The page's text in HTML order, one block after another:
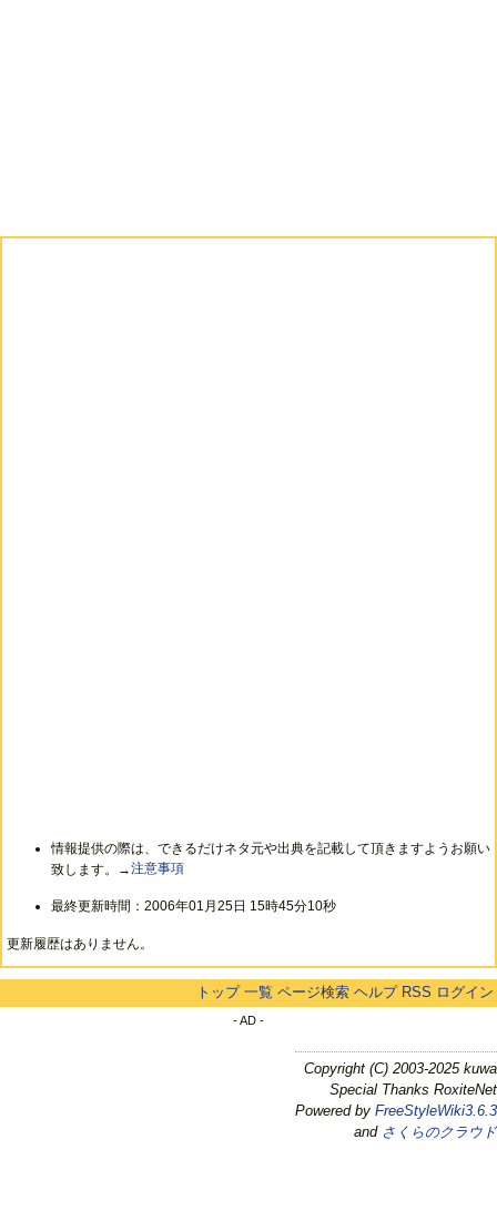
情報提供の際は、できるだけネタ元や出典を記載して頂きますようお願い
致します。→注意事項
最終更新時間：2006年01月25日 15時45分10秒
更新履歴はありません。
トップ 一覧 ページ検索 ヘルプ RSS ログイン
- AD -
Copyright (C) 2003-2025 kuwa
Special Thanks RoxiteNet
Powered by FreeStyleWiki3.6.3
and さくらのクラウド